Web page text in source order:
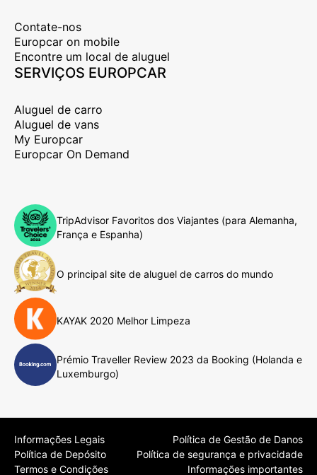
Contate-nos
Europcar on mobile
Encontre um local de aluguel
SERVIÇOS EUROPCAR
Aluguel de carro
Aluguel de vans
My Europcar
Europcar On Demand
TripAdvisor Favoritos dos Viajantes (para Alemanha,
França e Espanha)
O principal site de aluguel de carros do mundo
KAYAK 2020 Melhor Limpeza
Prémio Traveller Review 2023 da Booking (Holanda e
Luxemburgo)
Informações Legais
Política de Gestão de Danos
Política de Depósito
Política de segurança e privacidade
Termos e Condições
Informações importantes